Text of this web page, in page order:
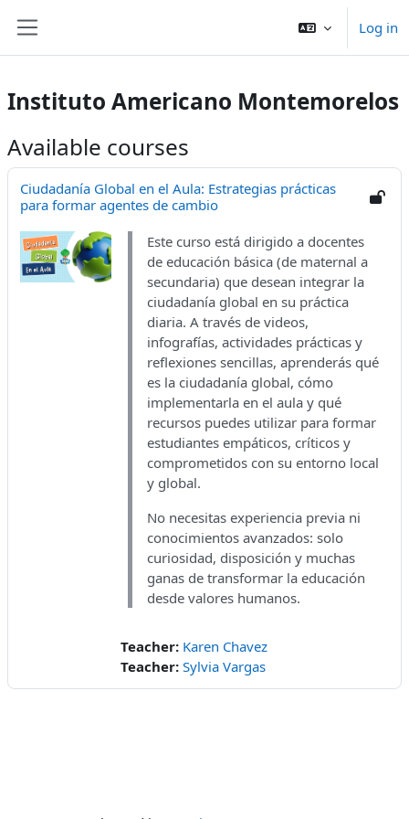
Log in
Instituto Americano Montemorelos
Available courses
Ciudadanía Global en el Aula: Estrategias prácticas
para formar agentes de cambio
Este curso está dirigido a docentes
de educación básica (de maternal a
secundaria) que desean integrar la
ciudadanía global en su práctica
diaria. A través de videos,
infografías, actividades prácticas y
reflexiones sencillas, aprenderás qué
es la ciudadanía global, cómo
implementarla en el aula y qué
recursos puedes utilizar para formar
estudiantes empáticos, críticos y
comprometidos con su entorno local
y global.
No necesitas experiencia previa ni
conocimientos avanzados: solo
curiosidad, disposición y muchas
ganas de transformar la educación
desde valores humanos.
Teacher: Karen Chavez
Teacher: Sylvia Vargas